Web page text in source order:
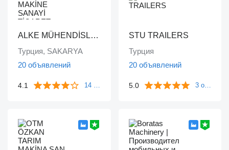
ALKE MÜHENDİSLİK MAKİNE SANAYİ TİCARET LİMİTED ŞİRKETİ
Турция, SAKARYA
20 объявлений
4.1 14 отзывов
STU TRAILERS
Турция
20 объявлений
5.0 3 отзыва